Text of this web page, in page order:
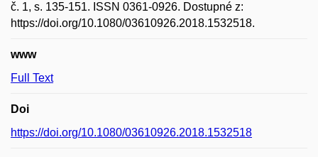
č. 1, s. 135-151. ISSN 0361-0926. Dostupné z:
https://doi.org/10.1080/03610926.2018.1532518.
www
Full Text
Doi
https://doi.org/10.1080/03610926.2018.1532518